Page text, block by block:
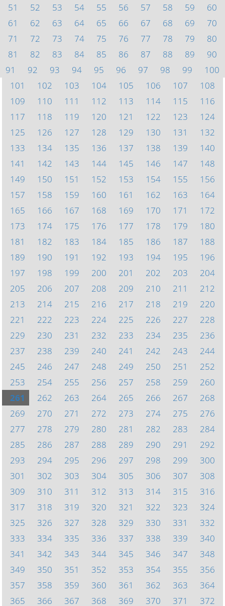
51
52 53 54 55 56 57 58 59
60
61
62 63 64 65 66 67 68 69
70
71
72 73 74 75 76 77 78 79
80
81
82 83 84 85 86 87 88 89
90
91
92 93 94 95 96 97 98 99
100
101
102 103 104 105 106 107
108
109
110 111 112 113 114 115
116
117
118 119 120 121 122 123
124
125
126 127 128 129 130 131
132
133
134 135 136 137 138 139
140
141
142 143 144 145 146 147
148
149
150 151 152 153 154 155
156
157
158 159 160 161 162 163
164
165
166 167 168 169 170 171
172
173
174 175 176 177 178 179
180
181
182 183 184 185 186 187
188
189
190 191 192 193 194 195
196
197
198 199 200 201 202 203
204
205
206 207 208 209 210 211
212
213
214 215 216 217 218 219
220
221
222 223 224 225 226 227
228
229
230 231 232 233 234 235
236
237
238 239 240 241 242 243
244
245
246 247 248 249 250 251
252
253
254 255 256 257 258 259
260
261
262 263 264 265 266 267
268
269
270 271 272 273 274 275
276
277
278 279 280 281 282 283
284
285
286 287 288 289 290 291
292
293
294 295 296 297 298 299
300
301
302 303 304 305 306 307
308
309
310 311 312 313 314 315
316
317
318 319 320 321 322 323
324
325
326 327 328 329 330 331
332
333
334 335 336 337 338 339
340
341
342 343 344 345 346 347
348
349
350 351 352 353 354 355
356
357
358 359 360 361 362 363
364
365
366 367 368 369 370 371 372